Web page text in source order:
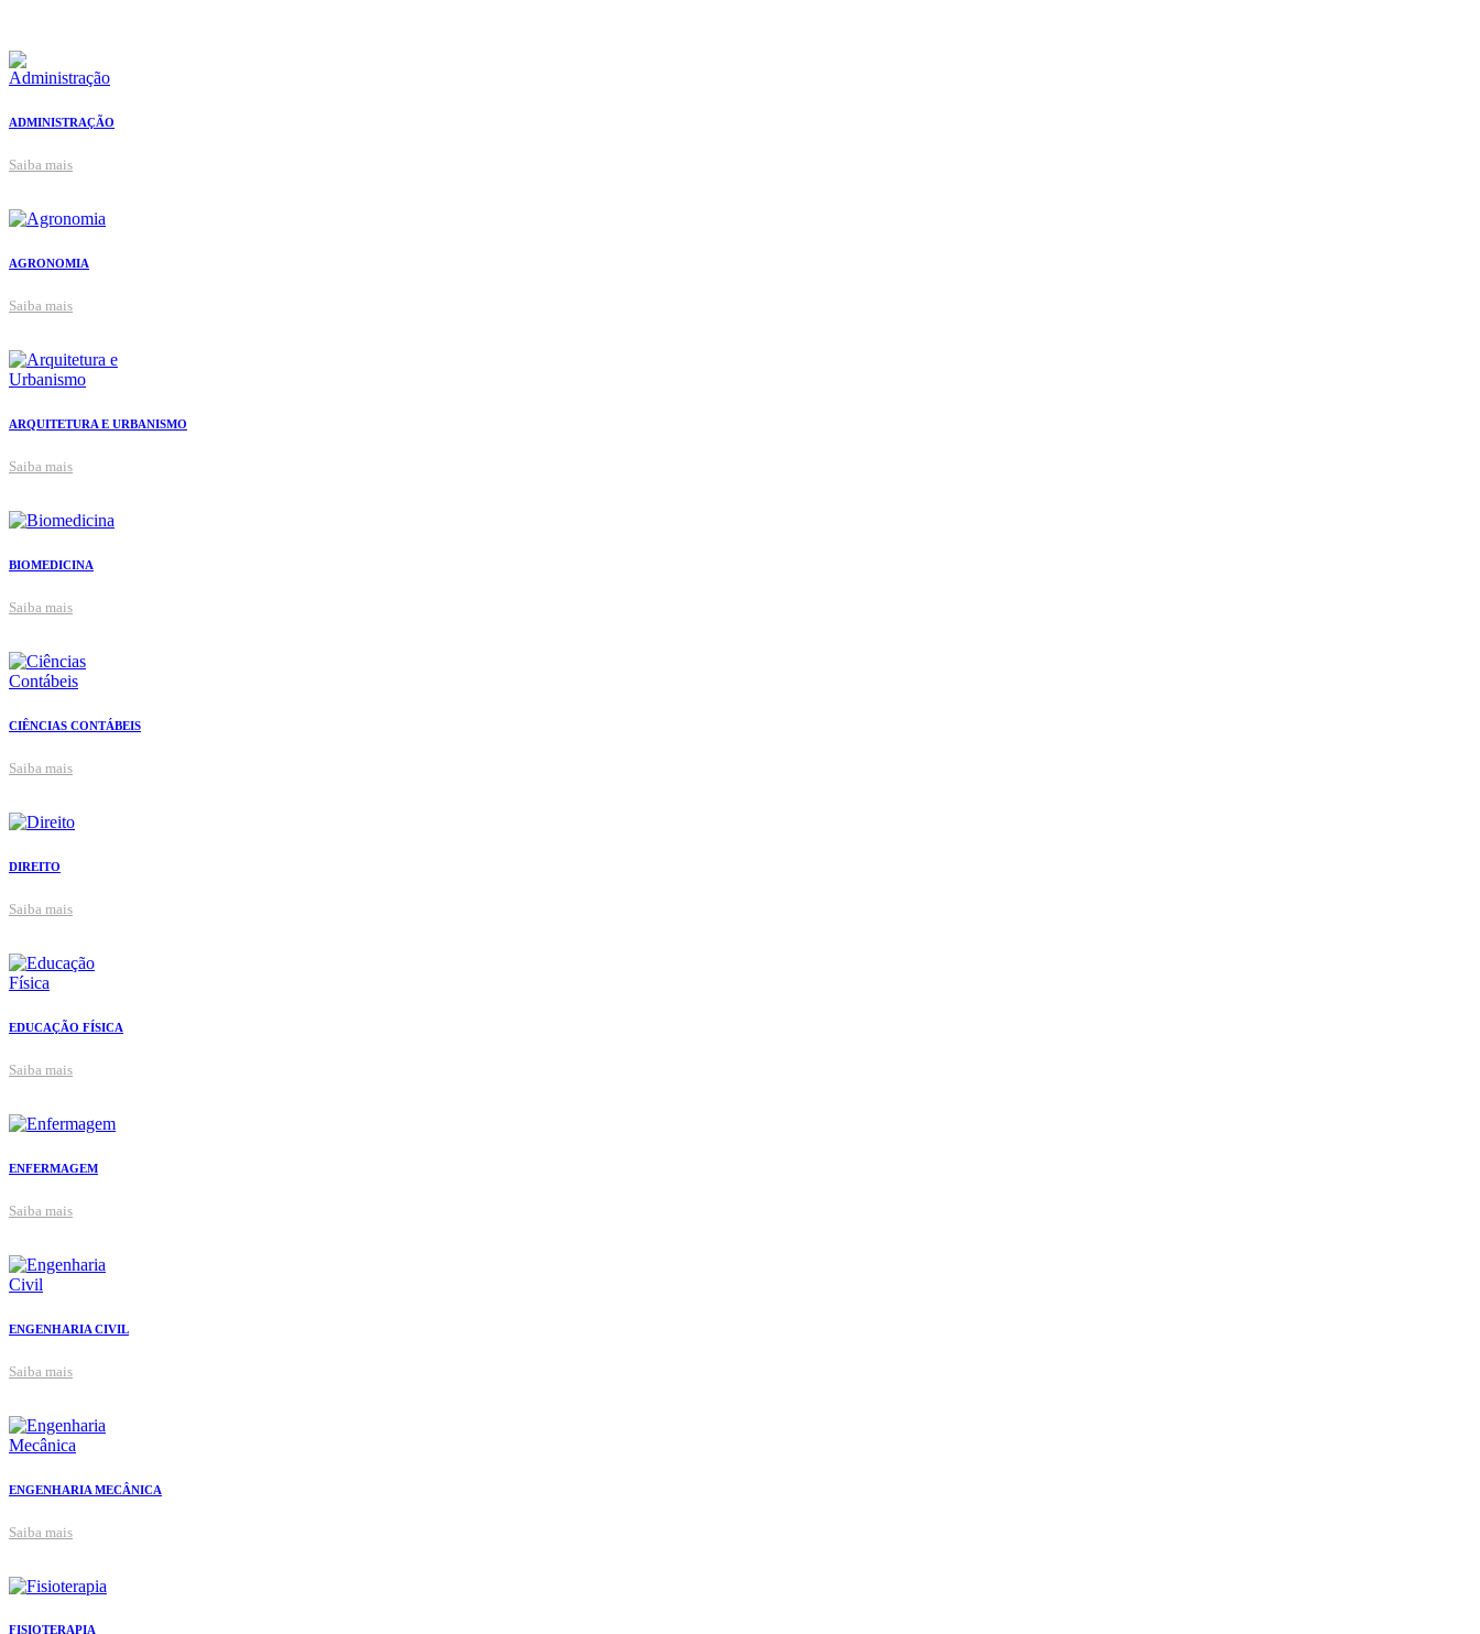
ADMINISTRAÇÃO
Saiba mais
AGRONOMIA
Saiba mais
ARQUITETURA E URBANISMO
Saiba mais
BIOMEDICINA
Saiba mais
CIÊNCIAS CONTÁBEIS
Saiba mais
DIREITO
Saiba mais
EDUCAÇÃO FÍSICA
Saiba mais
ENFERMAGEM
Saiba mais
ENGENHARIA CIVIL
Saiba mais
ENGENHARIA MECÂNICA
Saiba mais
FISIOTERAPIA